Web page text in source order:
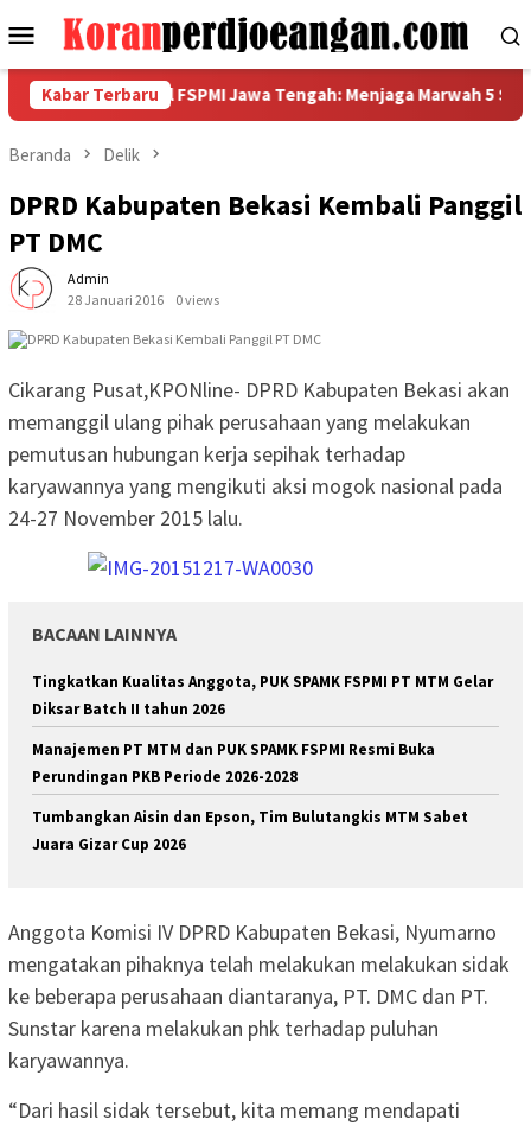
ke
Menu
Mobile
Kabar Terbaru
Garda Metal FSPMI Jawa Tengah: Menjaga Marwah 5 Sikap,
Beranda Delik
DPRD Kabupaten Bekasi Kembali Panggil
PT DMC
Admin
28 Januari 2016
0 views
Cikarang Pusat,KPONline- DPRD Kabupaten Bekasi akan
memanggil ulang pihak perusahaan yang melakukan
pemutusan hubungan kerja sepihak terhadap
karyawannya yang mengikuti aksi mogok nasional pada
24-27 November 2015 lalu.
BACAAN LAINNYA
Tingkatkan Kualitas Anggota, PUK SPAMK FSPMI PT MTM Gelar
Diksar Batch II tahun 2026
Manajemen PT MTM dan PUK SPAMK FSPMI Resmi Buka
Perundingan PKB Periode 2026-2028
Tumbangkan Aisin dan Epson, Tim Bulutangkis MTM Sabet
Juara Gizar Cup 2026
Anggota Komisi IV DPRD Kabupaten Bekasi, Nyumarno
mengatakan pihaknya telah melakukan melakukan sidak
ke beberapa perusahaan diantaranya, PT. DMC dan PT.
Sunstar karena melakukan phk terhadap puluhan
karyawannya.
“Dari hasil sidak tersebut, kita memang mendapati